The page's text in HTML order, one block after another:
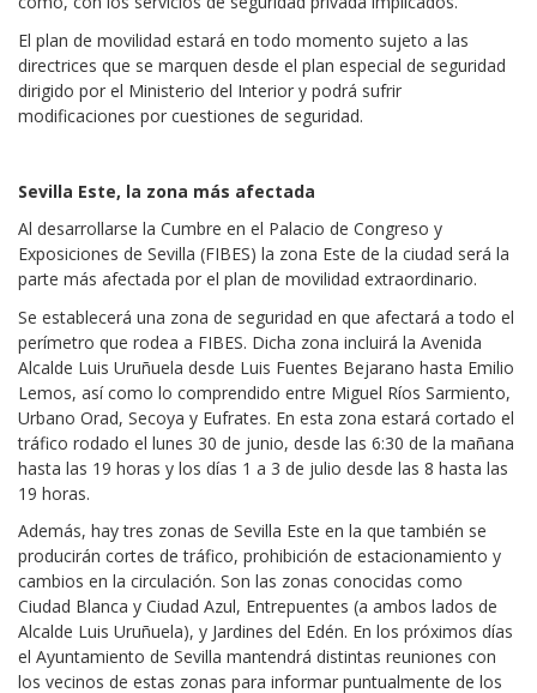
El plan de movilidad estará en todo momento sujeto a las
directrices que se marquen desde el plan especial de seguridad
dirigido por el Ministerio del Interior y podrá sufrir
modificaciones por cuestiones de seguridad.
Sevilla Este, la zona más afectada
Al desarrollarse la Cumbre en el Palacio de Congreso y
Exposiciones de Sevilla (FIBES) la zona Este de la ciudad será la
parte más afectada por el plan de movilidad extraordinario.
Se establecerá una zona de seguridad en que afectará a todo el
perímetro que rodea a FIBES. Dicha zona incluirá la Avenida
Alcalde Luis Uruñuela desde Luis Fuentes Bejarano hasta Emilio
Lemos, así como lo comprendido entre Miguel Ríos Sarmiento,
Urbano Orad, Secoya y Eufrates. En esta zona estará cortado el
tráfico rodado el lunes 30 de junio, desde las 6:30 de la mañana
hasta las 19 horas y los días 1 a 3 de julio desde las 8 hasta las
19 horas.
Además, hay tres zonas de Sevilla Este en la que también se
producirán cortes de tráfico, prohibición de estacionamiento y
cambios en la circulación. Son las zonas conocidas como
Ciudad Blanca y Ciudad Azul, Entrepuentes (a ambos lados de
Alcalde Luis Uruñuela), y Jardines del Edén. En los próximos días
el Ayuntamiento de Sevilla mantendrá distintas reuniones con
los vecinos de estas zonas para informar puntualmente de los